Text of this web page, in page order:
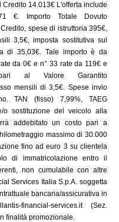
14.013€ L'offerta include
€. Importo Totale Dovuto
spese di istruttoria 395€,
3,5€, imposta sostitutiva sul
di 35,03€. Tale importo è da
da 0€ e n° 33 rate da 119€ e
al Valore Garantito
mensili di 3,5€. Spese invio
TAN (fisso) 7,99%, TAEG
sostituzione del veicolo alla
addebitato un costo pari a
massimo di 30.000
fino ad euro 3 su clientela
di immatricolazione entro il
non cumulabile con altre
Services Italia S.p.A. soggetta
bancaria/assicurativa in
financial-services.it (Sez.
finalità promozionale.